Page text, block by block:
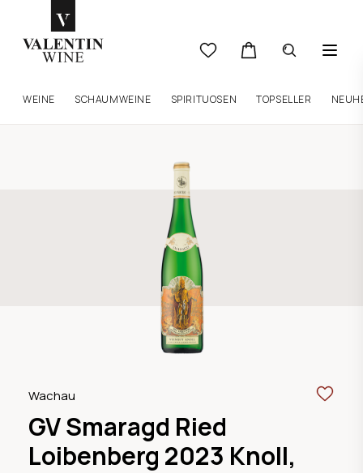
WEINE SCHAUMWEINE SPIRITUOSEN TOPSELLER
Wachau
GV Smaragd Ried
Loibenberg 2023 Knoll,